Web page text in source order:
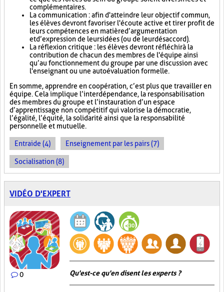
complémentaires.
La communication : afin d'atteindre leur objectif commun,
les élèves devront favoriser l'écoute active et tirer profit de
leurs compétences en matière d’argumentation
et d’expression de leurs idées (ou de leur désaccord).
La réflexion critique : les élèves devront réfléchir à la
contribution de chacun des membres de l'équipe ainsi
qu’au fonctionnement du groupe par une discussion avec
l'enseignant ou une autoévaluation formelle.
En somme, apprendre en coopération, c’est plus que travailler en
équipe. Cela implique l’interdépendance, la responsabilisation
des membres du groupe et l’instauration d’un espace
d’apprentissage non compétitif qui valorise la démocratie,
l’égalité, l’équité, la solidarité ainsi que la responsabilité
personnelle et mutuelle.
Entraide (4) Enseignement par les pairs (7)
Socialisation (8)
VIDÉO D'EXPERT
0 Qu'est-ce qu'en disent les experts ?